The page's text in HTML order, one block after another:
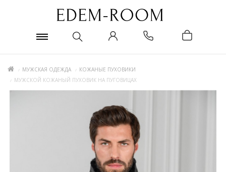
МУЖСКАЯ ОДЕЖДА
КОЖАНЫЕ ПУХОВИКИ
МУЖСКОЙ КОЖАНЫЙ ПУХОВИК НА ПУГОВИЦАХ